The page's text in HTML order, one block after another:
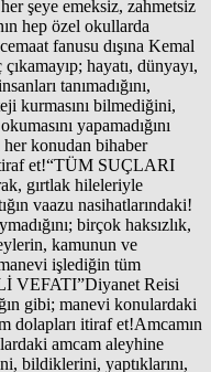
şeye emeksiz, zahmetsiz
hep özel okullarda
fanusu dışına Kemal
hayatı, dünyayı,
tanımadığını,
kurmasını bilmediğini,
yapamadığını
konudan bihaber
et!“TÜM SUÇLARI
gırtlak hileleriyle
vaazu nasihatlarındaki!
birçok haksızlık,
kamunun ve
işlediğin tüm
VEFATI”Diyanet Reisi
gibi; manevi konulardaki
dolapları itiraf et!Amcamın
amcam aleyhine
bildiklerini, yaptıklarını,